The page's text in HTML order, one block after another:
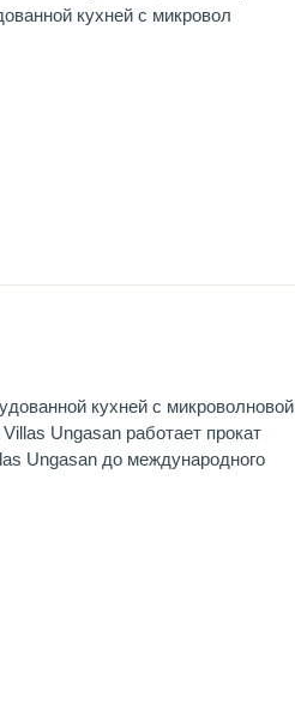
кухней с микровол
кухней с микроволновой
Ungasan работает прокат
Ungasan до международного